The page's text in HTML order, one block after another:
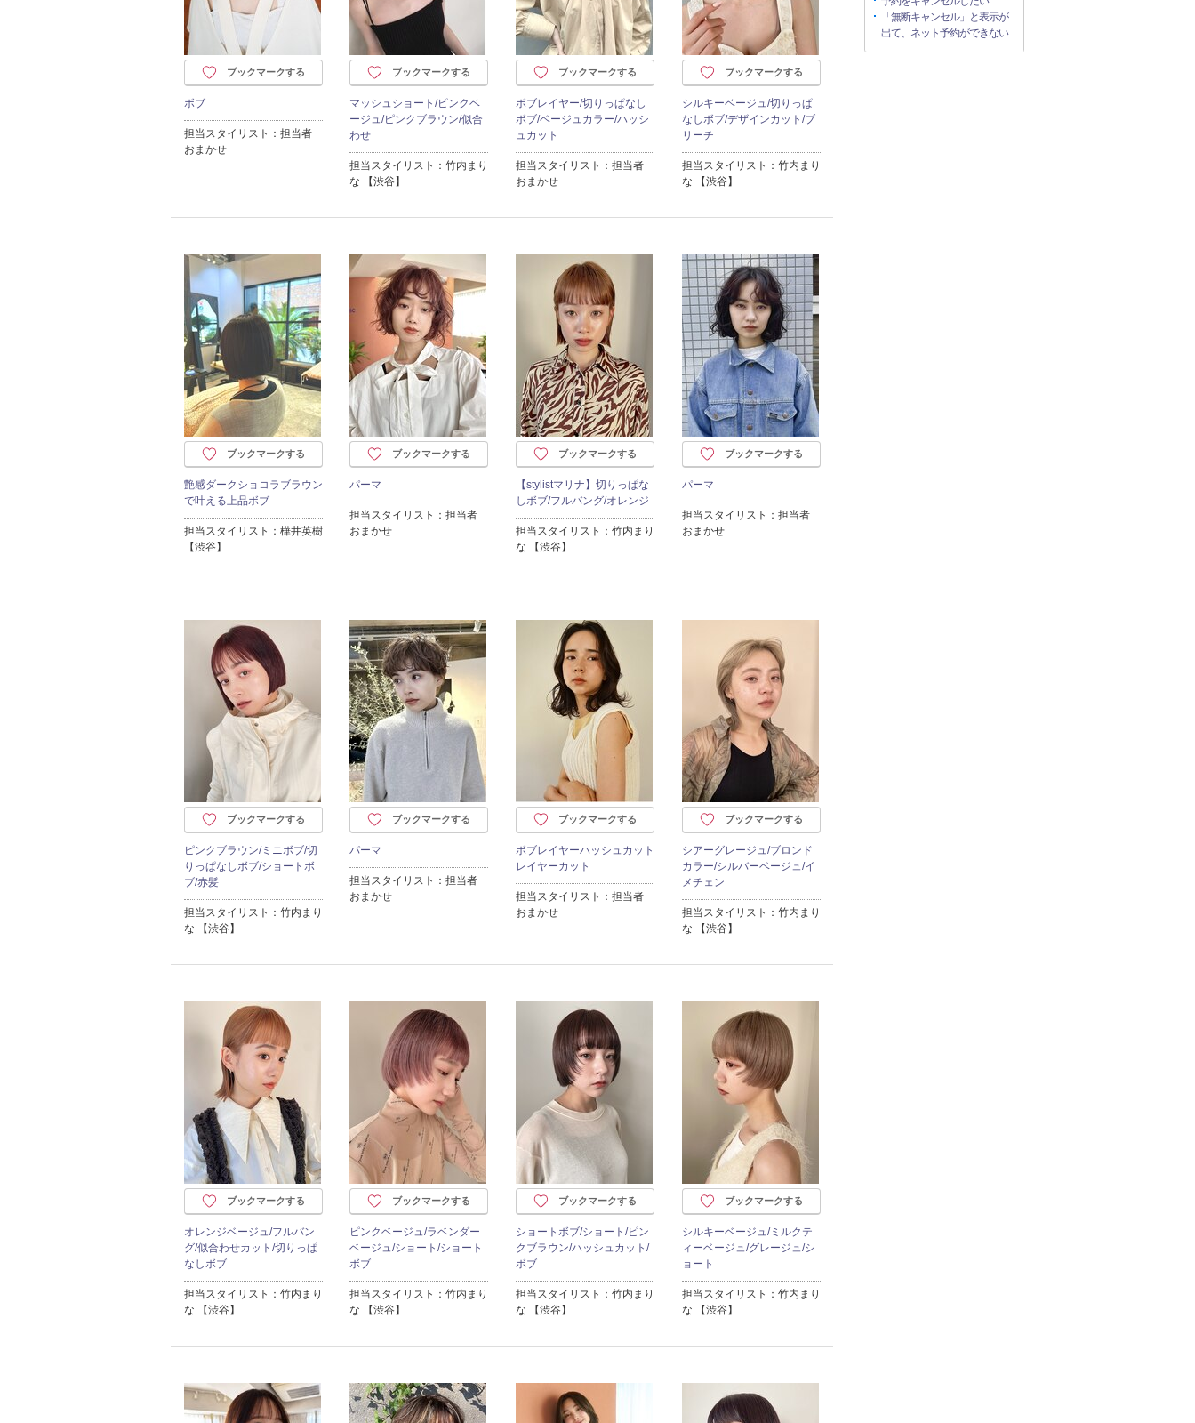
ブックマークする
ボブ
担当スタイリスト：担当者
おまかせ
ブックマークする
マッシュショート/ピンクベ
ージュ/ピンクブラウン/似合
わせ
担当スタイリスト：竹内まり
な 【渋谷】
ブックマークする
ボブレイヤー/切りっぱなし
ボブ/ベージュカラー/ハッシ
ュカット
担当スタイリスト：担当者
おまかせ
ブックマークする
シルキーベージュ/切りっぱ
なしボブ/デザインカット/ブ
リーチ
担当スタイリスト：竹内まり
な 【渋谷】
ブックマークする
艶感ダークショコラブラウン
で叶える上品ボブ
担当スタイリスト：樺井英樹
【渋谷】
ブックマークする
パーマ
担当スタイリスト：担当者
おまかせ
ブックマークする
【stylistマリナ】切りっぱな
しボブ/フルバング/オレンジ
担当スタイリスト：竹内まり
な 【渋谷】
ブックマークする
パーマ
担当スタイリスト：担当者
おまかせ
ブックマークする
ピンクブラウン/ミニボブ/切
りっぱなしボブ/ショートボ
ブ/赤髪
担当スタイリスト：竹内まり
な 【渋谷】
ブックマークする
パーマ
担当スタイリスト：担当者
おまかせ
ブックマークする
ボブレイヤーハッシュカット
レイヤーカット
担当スタイリスト：担当者
おまかせ
ブックマークする
シアーグレージュ/ブロンド
カラー/シルバーベージュ/イ
メチェン
担当スタイリスト：竹内まり
な 【渋谷】
ブックマークする
オレンジベージュ/フルバン
グ/似合わせカット/切りっぱ
なしボブ
担当スタイリスト：竹内まり
な 【渋谷】
ブックマークする
ピンクベージュ/ラベンダー
ベージュ/ショート/ショート
ボブ
担当スタイリスト：竹内まり
な 【渋谷】
ブックマークする
ショートボブ/ショート/ピン
クブラウン/ハッシュカット/
ボブ
担当スタイリスト：竹内まり
な 【渋谷】
ブックマークする
シルキーベージュ/ミルクテ
ィーベージュ/グレージュ/シ
ョート
担当スタイリスト：竹内まり
な 【渋谷】
「無断キャンセル」と表示が
出て、ネット予約ができない